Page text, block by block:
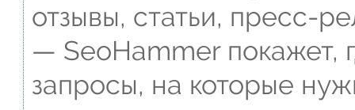
отзывы, статьи, пресс-
— SeoHammer покажет,
запросы, на которые